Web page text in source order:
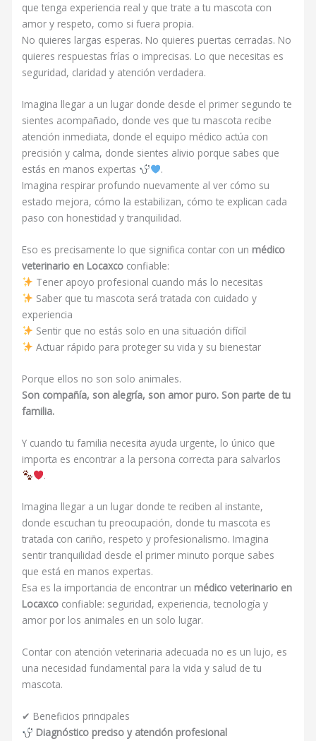
que tenga experiencia real y que trate a tu mascota con
amor y respeto, como si fuera propia.
No quieres largas esperas. No quieres puertas cerradas. No
quieres respuestas frías o imprecisas. Lo que necesitas es
seguridad, claridad y atención verdadera.
Imagina llegar a un lugar donde desde el primer segundo te
sientes acompañado, donde ves que tu mascota recibe
atención inmediata, donde el equipo médico actúa con
precisión y calma, donde sientes alivio porque sabes que
estás en manos expertas
.
Imagina respirar profundo nuevamente al ver cómo su
estado mejora, cómo la estabilizan, cómo te explican cada
paso con honestidad y tranquilidad.
Eso es precisamente lo que significa contar con un médico
veterinario en Locaxco confiable:
Tener apoyo profesional cuando más lo necesitas
Saber que tu mascota será tratada con cuidado y
experiencia
Sentir que no estás solo en una situación difícil
Actuar rápido para proteger su vida y su bienestar
Porque ellos no son solo animales.
Son compañía, son alegría, son amor puro. Son parte de tu
familia.
Y cuando tu familia necesita ayuda urgente, lo único que
importa es encontrar a la persona correcta para salvarlos
.
Imagina llegar a un lugar donde te reciben al instante,
donde escuchan tu preocupación, donde tu mascota es
tratada con cariño, respeto y profesionalismo. Imagina
sentir tranquilidad desde el primer minuto porque sabes
que está en manos expertas.
Esa es la importancia de encontrar un médico veterinario en
Locaxco confiable: seguridad, experiencia, tecnología y
amor por los animales en un solo lugar.
Contar con atención veterinaria adecuada no es un lujo, es
una necesidad fundamental para la vida y salud de tu
mascota.
✔ Beneficios principales
Diagnóstico preciso y atención profesional